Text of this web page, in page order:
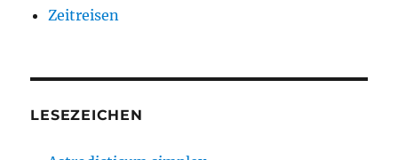
Zeitreisen
LESEZEICHEN